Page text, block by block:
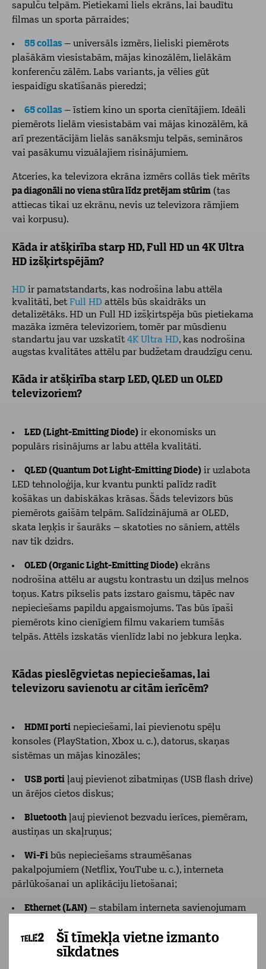
Šī tīmekļa vietne izmanto
sīkdatnes
sapulču telpām. Pietiekami liels ekrāns, lai baudītu
filmas un sporta pārraides;
55 collas – universāls izmērs, lieliski piemērots
plašākām viesistabām, mājas kinozālēm, lielākām
konferenču zālēm. Labs variants, ja vēlies gūt
iespaidīgu skatīšanās pieredzi;
65 collas – īstiem kino un sporta cienītājiem. Ideāli
piemērots lielām viesistabām vai mājas kinozālēm, kā
arī prezentācijām lielās sanāksmju telpās, semināros
vai pasākumu vizuālajiem risinājumiem.
Atceries, ka televizora ekrāna izmērs collās tiek mērīts
pa diagonāli no viena stūra līdz pretējam stūrim (tas
attiecas tikai uz ekrānu, nevis uz televizora rāmjiem
vai korpusu).
Kāda ir atšķirība starp HD, Full HD un 4K Ultra
HD izšķirtspējām?
HD ir pamatstandarts, kas nodrošina labu attēla
kvalitāti, bet Full HD attēls būs skaidrāks un
detalizētāks. HD un Full HD izšķirtspēja būs pietiekama
mazāka izmēra televizoriem, tomēr par mūsdienu
standartu jau var uzskatīt 4K Ultra HD, kas nodrošina
augstas kvalitātes attēlu par budžetam draudzīgu cenu.
Kāda ir atšķirība starp LED, QLED un OLED
televizoriem?
LED (Light-Emitting Diode) ir ekonomisks un
populārs risinājums ar labu attēla kvalitāti.
QLED (Quantum Dot Light-Emitting Diode) ir uzlabota
LED tehnoloģija, kur kvantu punkti palīdz radīt
košākas un dabiskākas krāsas. Šāds televizors būs
piemērots gaišām telpām. Salīdzinājumā ar OLED,
skata leņķis ir šaurāks – skatoties no sāniem, attēls
nav tik dzidrs.
OLED (Organic Light-Emitting Diode) ekrāns
nodrošina attēlu ar augstu kontrastu un dziļus melnos
toņus. Katrs pikselis pats izstaro gaismu, tāpēc nav
nepieciešams papildu apgaismojums. Tas būs īpaši
piemērots kino cienīgiem filmu vakariem tumšās
telpās. Attēls izskatās vienlīdz labi no jebkura leņka.
Kādas pieslēgvietas nepieciešamas, lai
televizoru savienotu ar citām ierīcēm?
HDMI porti nepieciešami, lai pievienotu spēļu
konsoles (PlayStation, Xbox u. c.), datorus, skaņas
sistēmas un mājas kinozāles;
USB porti ļauj pievienot zibatmiņas (USB flash drive)
un ārējos cietos diskus;
Bluetooth ļauj pievienot bezvadu ierīces, piemēram,
austiņas un skaļruņus;
Wi-Fi būs nepieciešams straumēšanas
pakalpojumiem (Netflix, YouTube u. c.), interneta
pārlūkošanai un aplikāciju lietošanai;
Ethernet (LAN) – stabilam interneta savienojumam
Pirms iegādes pārliecinies, ka televizoram ir visi
nepieciešamie savienojumi atbilstoši Tavām